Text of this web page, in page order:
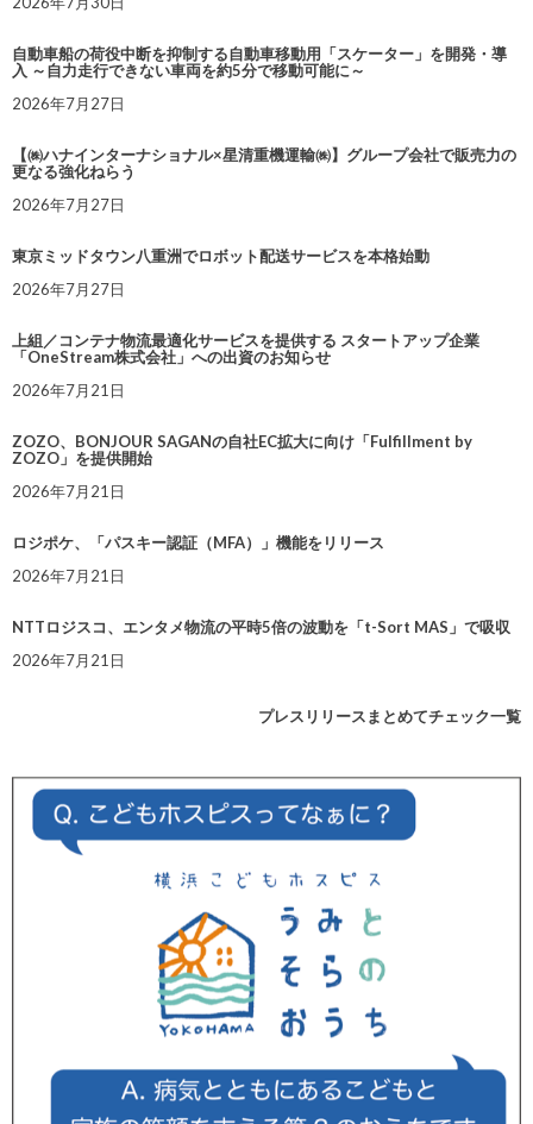
自動車船の荷役中断を抑制する自動車移動用「スケーター」を開発・導
入 ～自力走行できない車両を約5分で移動可能に～
2026年7月27日
【㈱ハナインターナショナル×星清重機運輸㈱】グループ会社で販売力の
更なる強化ねらう
2026年7月27日
東京ミッドタウン八重洲でロボット配送サービスを本格始動
2026年7月27日
上組／コンテナ物流最適化サービスを提供する スタートアップ企業
「OneStream株式会社」への出資のお知らせ
2026年7月21日
ZOZO、BONJOUR SAGANの自社EC拡大に向け「Fulfillment by
ZOZO」を提供開始
2026年7月21日
ロジポケ、「パスキー認証（MFA）」機能をリリース
2026年7月21日
NTTロジスコ、エンタメ物流の平時5倍の波動を「t-Sort MAS」で吸収
2026年7月21日
プレスリリースまとめてチェック一覧